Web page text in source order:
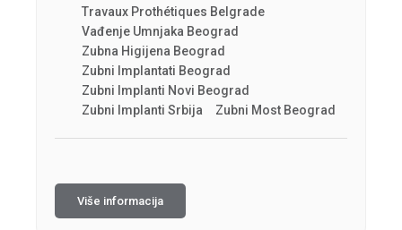
Travaux Prothétiques Belgrade
Vađenje Umnjaka Beograd
Zubna Higijena Beograd
Zubni Implantati Beograd
Zubni Implanti Novi Beograd
Zubni Implanti Srbija
Zubni Most Beograd
Više informacija